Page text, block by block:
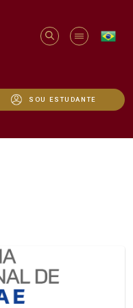
SOU ESTUDANTE